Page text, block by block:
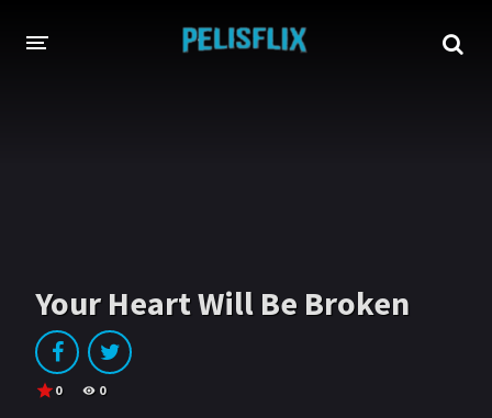
Disney HBO-Max
Your Heart Will Be Broken
0 0